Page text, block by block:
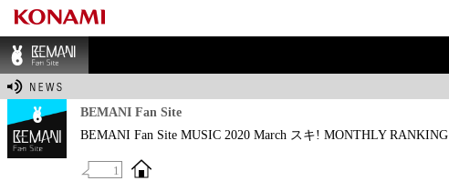
BEMANI Fan Sit
BEMANI Fan Site
BEMANI Fan Site MUSIC 2020 March スキ! MONTHLY RANKING
1